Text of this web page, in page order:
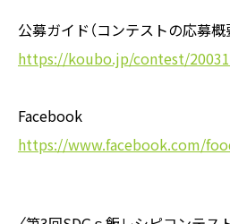
公募ガイド（コンテストの応募概
https://koubo.jp/contest/
Facebook
https://www.facebook.com/